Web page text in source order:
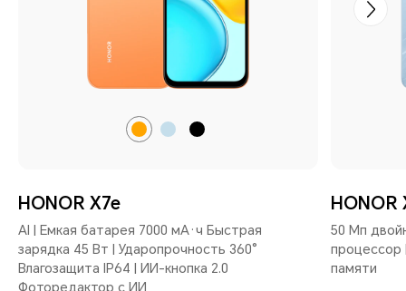
Рассветный
Небесно-Полночный
HONOR X7e
AI | Емкая батарея 7000 мА·ч Быстрая
зарядка 45 Вт | Ударопрочность 360°
Влагозащита IP64 | ИИ-кнопка 2.0
Фоторедактор с ИИ
HONOR
50 Мп
процессор
памяти